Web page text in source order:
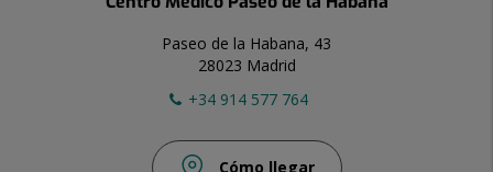
Paseo de la Habana, 43
28023 Madrid
+34 914 577 764
Cómo llegar